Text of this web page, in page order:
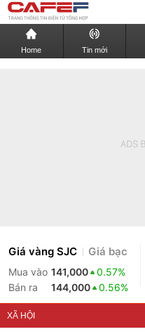
Home Tin mới
Giá vàng SJC Giá bạc
Mua vào 141,000
0.57%
Bán ra
144,000 0.56%
XÃ HỘI